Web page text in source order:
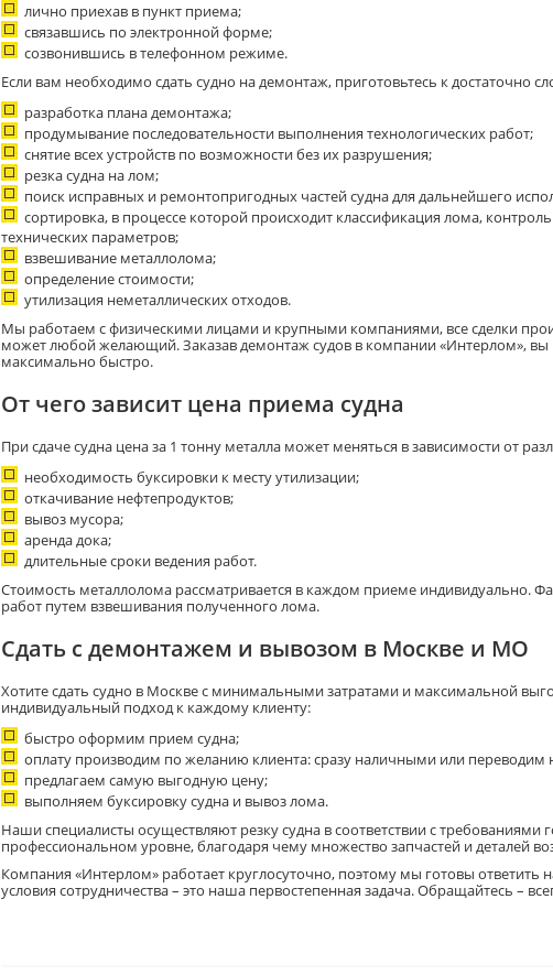
лично приехав в пункт приема;
связавшись по электронной форме;
созвонившись в телефонном режиме.
Если вам необходимо сдать судно на демонтаж, приготовьтесь к достаточно
разработка плана демонтажа;
продумывание последовательности выполнения технологических работ;
снятие всех устройств по возможности без их разрушения;
резка судна на лом;
поиск исправных и ремонтопригодных частей судна для дальнейшего
сортировка, в процессе которой происходит классификация лома,
технических параметров;
взвешивание металлолома;
определение стоимости;
утилизация неметаллических отходов.
Мы работаем с физическими лицами и крупными компаниями, все сделки
может любой желающий. Заказав демонтаж судов в компании «Интерлом»,
максимально быстро.
От чего зависит цена приема судна
При сдаче судна цена за 1 тонну металла может меняться в зависимости от
необходимость буксировки к месту утилизации;
откачивание нефтепродуктов;
вывоз мусора;
аренда дока;
длительные сроки ведения работ.
Стоимость металлолома рассматривается в каждом приеме индивидуально.
работ путем взвешивания полученного лома.
Сдать с демонтажем и вывозом в Москве и МО
Хотите сдать судно в Москве с минимальными затратами и максимальной
индивидуальный подход к каждому клиенту:
быстро оформим прием судна;
оплату производим по желанию клиента: сразу наличными или переводим
предлагаем самую выгодную цену;
выполняем буксировку судна и вывоз лома.
Наши специалисты осуществляют резку судна в соответствии с требованиями
профессиональном уровне, благодаря чему множество запчастей и деталей
Компания «Интерлом» работает круглосуточно, поэтому мы готовы
условия сотрудничества – это наша первостепенная задача. Обращайтесь –